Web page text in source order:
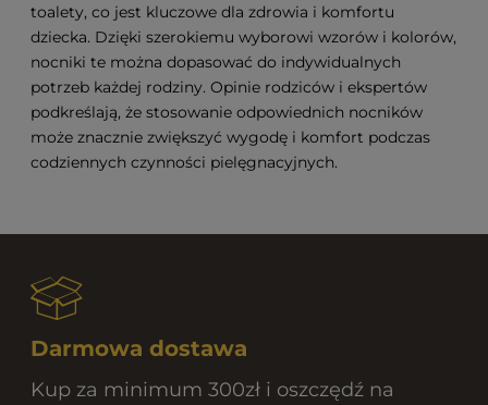
toalety, co jest kluczowe dla zdrowia i komfortu
dziecka. Dzięki szerokiemu wyborowi wzorów i kolorów,
nocniki te można dopasować do indywidualnych
potrzeb każdej rodziny. Opinie rodziców i ekspertów
podkreślają, że stosowanie odpowiednich nocników
może znacznie zwiększyć wygodę i komfort podczas
codziennych czynności pielęgnacyjnych.
Darmowa dostawa
Kup za minimum 300zł i oszczędź na